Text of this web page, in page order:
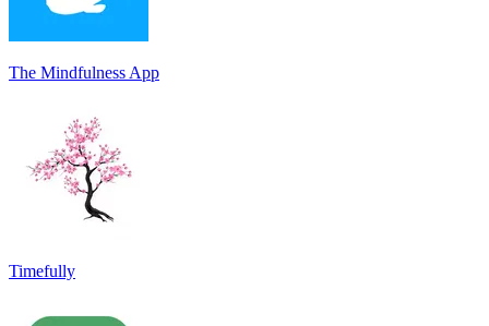
The Mindfulness App
Timefully